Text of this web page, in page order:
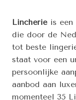
Lincherieis een
die door de
tot beste
staat voor een
persoonlijke
aanbod aan
momenteel 35